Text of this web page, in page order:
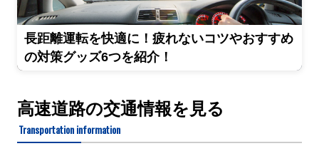
長距離運転を快適に！疲れないコツやおすすめ
の対策グッズ6つを紹介！
高速道路の交通情報を見る
Transportation information